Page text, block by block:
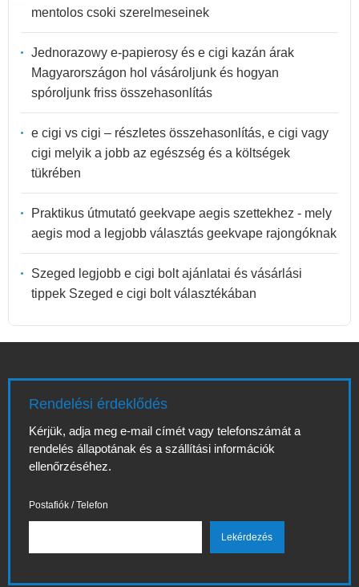
mentolos csoki szerelmeseinek
Jednorazowy e-papierosy és e cigi kazán árak
Magyarországon hol vásároljunk és hogyan
spóroljunk friss összehasonlítás
e cigi vs cigi – részletes összehasonlítás, e cigi vagy
cigi melyik a jobb az egészség és a költségek
tükrében
Praktikus útmutató geekvape aegis szettekhez - mely
aegis mod a legjobb választás geekvape rajongóknak
Szeged legjobb e cigi bolt ajánlatai és vásárlási
tippek Szeged e cigi bolt választékában
Rendelési érdeklődés
Kérjük, adja meg e-mail címét vagy telefonszámát a
rendelés állapotának és a szállítási információk
ellenőrzéséhez.
Postafiók / Telefon